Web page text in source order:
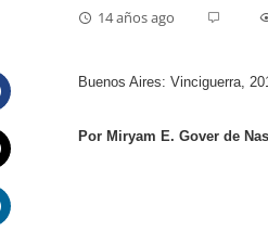
14 años ago
Buenos Aires: Vinciguerra,
Por Miryam E. Gover de